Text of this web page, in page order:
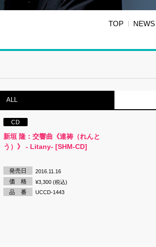
TOP NEWS
ALL
CD
新垣 隆：交響曲《連祷（れんと
う）》 - Litany- [SHM-CD]
発売日 2016.11.16
価 格 ¥3,300 (税込)
品 番 UCCD-1443